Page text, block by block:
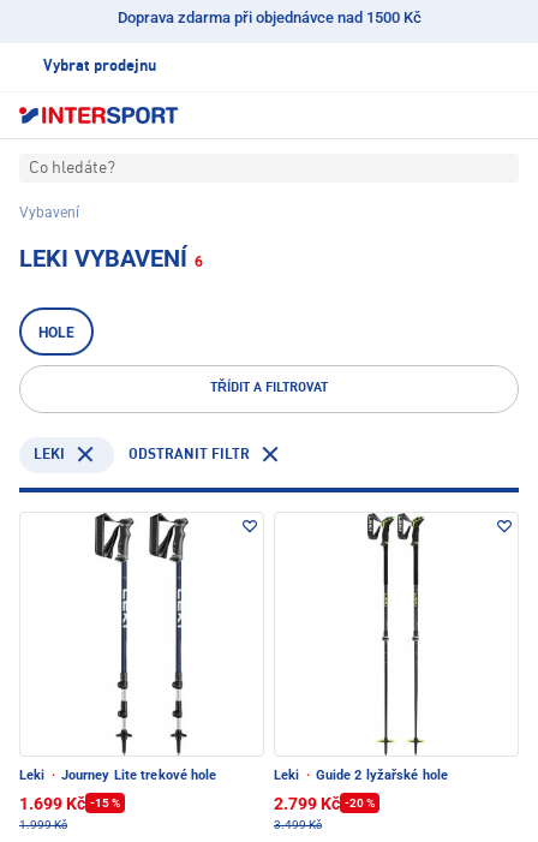
Doprava zdarma při objednávce nad 1500 Kč
Vybrat prodejnu
Co hledáte?
Vybavení
LEKI VYBAVENÍ 6
HOLE
TŘÍDIT A FILTROVAT
LEKI ODSTRANIT FILTR
Leki · Journey Lite trekové hole
1.699 Kč -15 %
1.999 Kč
Leki · Guide 2 lyžařské hole
2.799 Kč -20 %
3.499 Kč